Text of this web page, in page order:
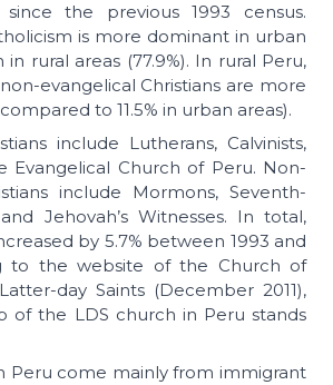
the previous 1993 census.
is more dominant in urban
in rural areas (77.9%). In rural Peru,
evangelical Christians are more
to 11.5% in urban areas).
include Lutherans, Calvinists,
Evangelical Church of Peru. Non-
include Mormons, Seventh-
Jehovah’s Witnesses. In total,
by 5.7% between 1993 and
to the website of the Church of
day Saints (December 2011),
of the LDS church in Peru stands
Peru come mainly from immigrant